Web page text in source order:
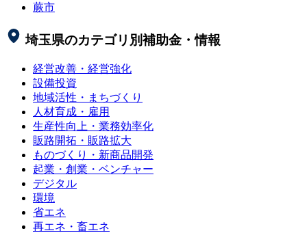
蕨市
埼玉県のカテゴリ別補助金・情報
経営改善・経営強化
設備投資
地域活性・まちづくり
人材育成・雇用
生産性向上・業務効率化
販路開拓・販路拡大
ものづくり・新商品開発
起業・創業・ベンチャー
デジタル
環境
省エネ
再エネ・畜エネ